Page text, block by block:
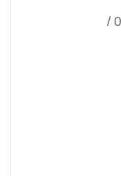
01065710449 /